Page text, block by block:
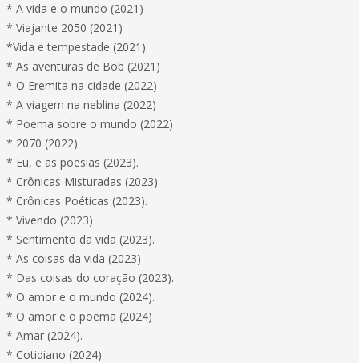
* A vida e o mundo (2021)
* Viajante 2050 (2021)
*Vida e tempestade (2021)
* As aventuras de Bob (2021)
* O Eremita na cidade (2022)
* A viagem na neblina (2022)
* Poema sobre o mundo (2022)
* 2070 (2022)
* Eu, e as poesias (2023).
* Crônicas Misturadas (2023)
* Crônicas Poéticas (2023).
* Vivendo (2023)
* Sentimento da vida (2023).
* As coisas da vida (2023)
* Das coisas do coração (2023).
* O amor e o mundo (2024).
* O amor e o poema (2024)
* Amar (2024).
* Cotidiano (2024)